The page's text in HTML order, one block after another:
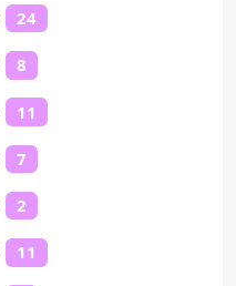
24
8
11
7
2
11